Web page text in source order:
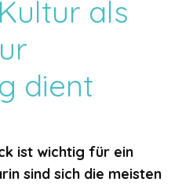
als
dient
ist wichtig für ein
sind sich die meisten